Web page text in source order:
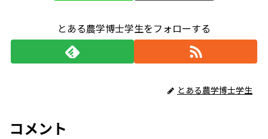
とある農学博士学生をフォローする
とある農学博士学生
コメント